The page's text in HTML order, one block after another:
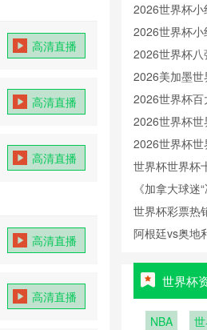
高清直播
高清直播
高清直播
高清直播
高清直播
2026世界杯
性分析
2026世界杯
性分析
2026世界杯
2026美加墨
2026世界杯
撼动
2026世界杯
2026世界杯
世界杯世界杯
《加拿大球
毯+冰酒，体
世界杯彩票热
阿根廷vs奥地
世界杯
NBA